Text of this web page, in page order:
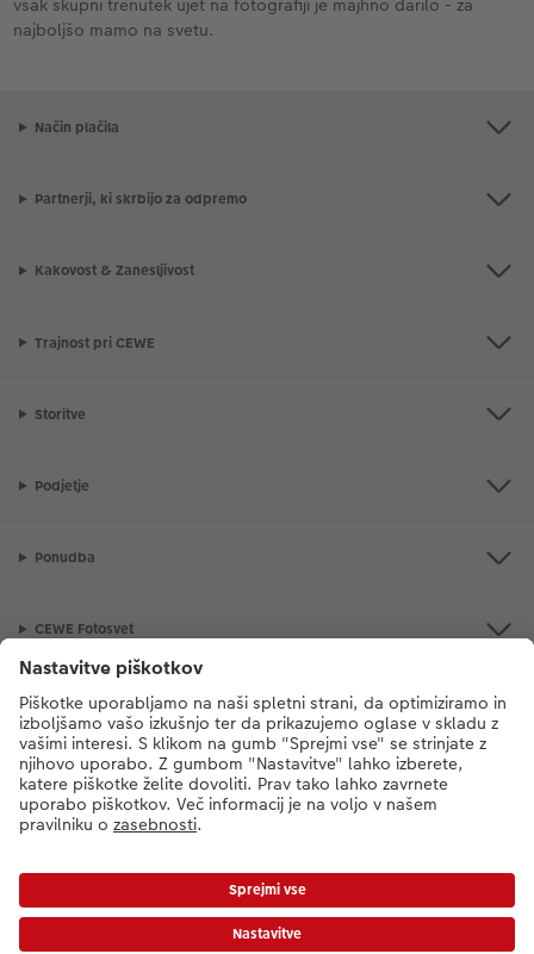
vsak skupni trenutek ujet na fotografiji je majhno darilo - za
najboljšo mamo na svetu.
Način plačila
Partnerji, ki skrbijo za odpremo
Kakovost & Zanesljivost
Trajnost pri CEWE
Storitve
Podjetje
Ponudba
CEWE Fotosvet
V primeru vprašanj glede naših storitev ali vašega naročila, nas pokličite